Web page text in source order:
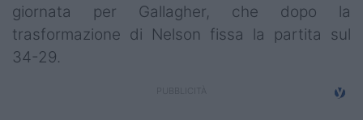
giornata per Gallagher, che dopo la
trasformazione di Nelson fissa la partita sul
34-29.